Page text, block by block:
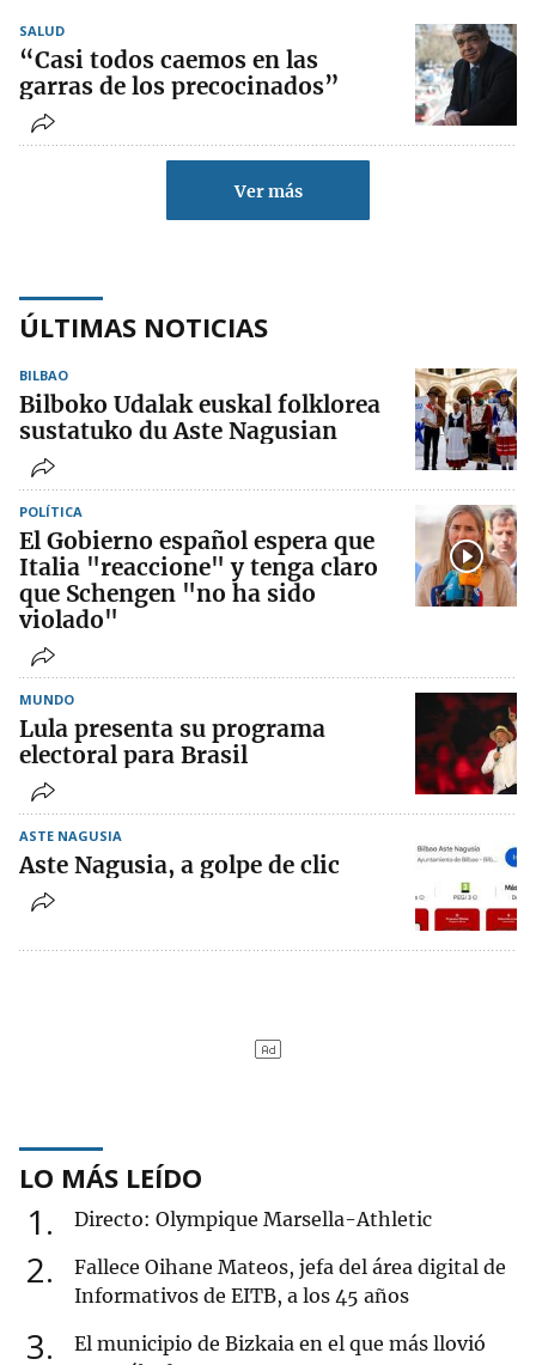
SALUD
“Casi todos caemos en las
garras de los precocinados”
Ver más
ÚLTIMAS NOTICIAS
BILBAO
Bilboko Udalak euskal folklorea
sustatuko du Aste Nagusian
POLÍTICA
El Gobierno español espera que
Italia "reaccione" y tenga claro
que Schengen "no ha sido
violado"
MUNDO
Lula presenta su programa
electoral para Brasil
ASTE NAGUSIA
Aste Nagusia, a golpe de clic
LO MÁS LEÍDO
1 Directo: Olympique Marsella-Athletic
2
Fallece Oihane Mateos, jefa del área digital de
Informativos de EITB, a los 45 años
3
El municipio de Bizkaia en el que más llovió